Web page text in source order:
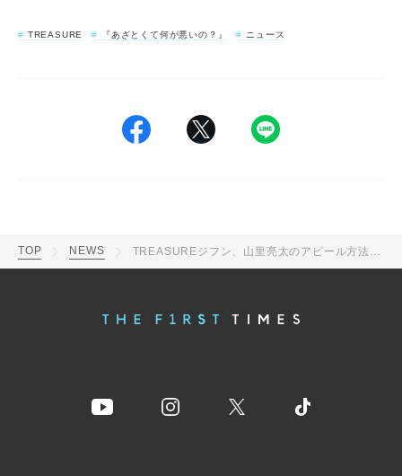
TREASURE 『あざとくて何が悪いの？』 ニュース
TOP NEWS TREASUREジフン、山里亮太のアピール方法に「それだけで結婚まで？」と鋭く切り込み話題に